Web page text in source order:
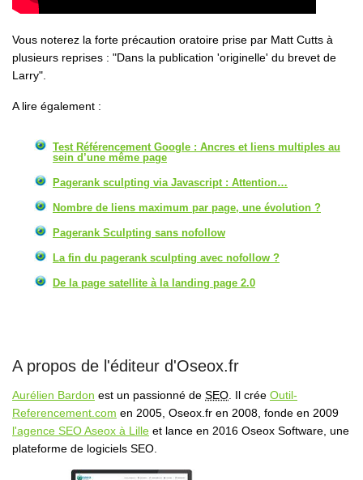
Vous noterez la forte précaution oratoire prise par Matt Cutts à
plusieurs reprises : "Dans la publication 'originelle' du brevet de
Larry".
A lire également :
Test Référencement Google : Ancres et liens multiples au
sein d’une même page
Pagerank sculpting via Javascript : Attention…
Nombre de liens maximum par page, une évolution ?
Pagerank Sculpting sans nofollow
La fin du pagerank sculpting avec nofollow ?
De la page satellite à la landing page 2.0
A propos de l'éditeur d'Oseox.fr
Aurélien Bardon est un passionné de SEO . Il crée Outil-
Referencement.com en 2005, Oseox.fr en 2008, fonde en 2009
l'agence SEO Aseox à Lille et lance en 2016 Oseox Software, une
plateforme de logiciels SEO.